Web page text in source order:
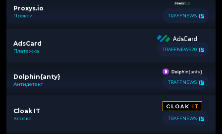
Proxys.io
Прокси TRAFFNEWS
AdsCard
Платежка TRAFFNEWS20
Dolphin{anty}
Антидетект TRAFFNEWS
Cloak IT
Клоака TRAFFNEWS